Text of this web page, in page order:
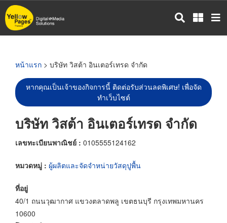
ข้าม
ไป
หน้าแรก > บริษัท วิสต้า อินเตอร์เทรด จำกัด
หากคุณเป็นเจ้าของกิจการนี้ ติดต่อรับส่วนลดพิเศษ! เพื่อจัด
ทำเว็บไซต์
บริษัท วิสต้า อินเตอร์เทรด จำกัด
เลขทะเบียนพาณิชย์ : 0105555124162
หมวดหมู่ : ผู้ผลิตและจัดจำหน่ายวัสดุปูพื้น
ที่อยู่
40/1 ถนนวุฒากาศ แขวงตลาดพลู เขตธนบุรี กรุงเทพมหานคร
10600